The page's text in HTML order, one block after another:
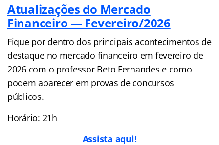
Atualizações do Mercado
Financeiro — Fevereiro/2026
Fique por dentro dos principais acontecimentos de
destaque no mercado financeiro em fevereiro de
2026 com o professor Beto Fernandes e como
podem aparecer em provas de concursos
públicos.
Horário: 21h
Assista aqui!